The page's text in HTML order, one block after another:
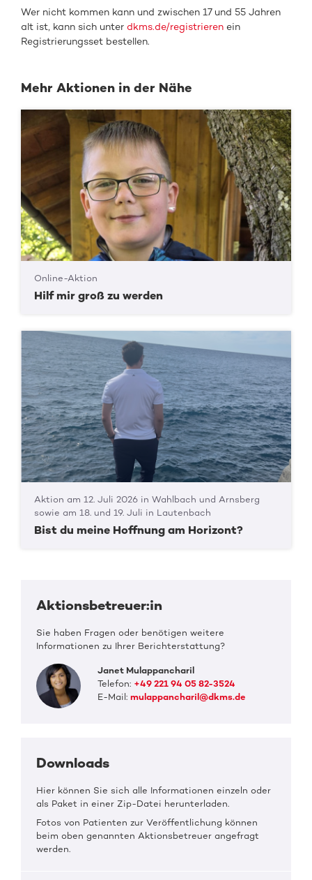
Wer nicht kommen kann und zwischen 17 und 55 Jahren
alt ist, kann sich unterdkms.de/registrieren ein
Registrierungsset bestellen.
Mehr Aktionen in der Nähe
Online-Aktion
Hilf mir groß zu werden
Aktion am 12. Juli 2026 in Wahlbach und Arnsberg
sowie am 18. und 19. Juli in Lautenbach
Bist du meine Hoffnung am Horizont?
Aktionsbetreuer:in
Sie haben Fragen oder benötigen weitere
Informationen zu Ihrer Berichterstattung?
Janet Mulappancharil
Telefon: +49 221 94 05 82-3524
E-Mail:mulappancharil@dkms.de
Downloads
Hier können Sie sich alle Informationen einzeln oder
als Paket in einer Zip-Datei herunterladen.
Fotos von Patienten zur Veröffentlichung können
beim oben genannten Aktionsbetreuer angefragt
werden.